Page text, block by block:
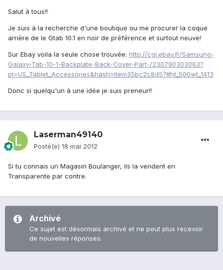
Salut à tous!!
Je suis à la recherche d'une boutique ou me procurer la coque
arrière de le Gtab 10.1 en noir de préférence et surtout neuve!
Sur Ebay voila la seule chose trouvée: http://cgi.ebay.fr/Samsung-
Galaxy-Tab-10-1-Backplate-Back-Cover-Part-/230790303063?
pt=US_Tablet_Accessories&hash=item35bc2c8d57#ht_500wt_1413
Donc si quelqu'un à une idée je suis preneur!!
Laserman49140
Posté(e) 18 mai 2012
Si tu connais un Magasin Boulanger, ils la vendent en
Transparente par contre.
Archivé
Ce sujet est désormais archivé et ne peut plus recevoir
de nouvelles réponses.